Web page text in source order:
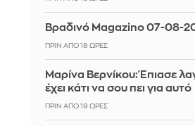
Βραδινό Magazino 07-08-
ΠΡΙΝ ΑΠΌ 18 ΏΡΕΣ
Μαρίνα Βερνίκου: Έπιασε
έχει κάτι να σου πει για αυτό
ΠΡΙΝ ΑΠΌ 19 ΏΡΕΣ